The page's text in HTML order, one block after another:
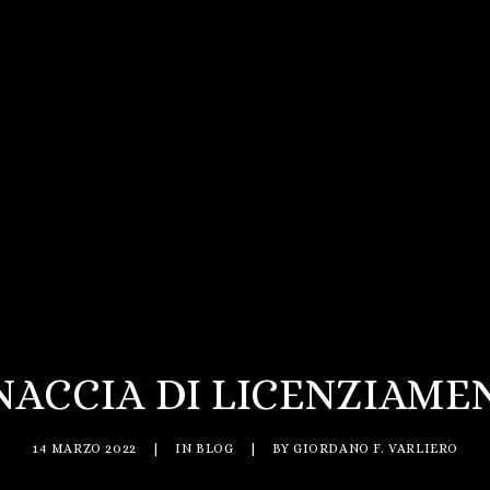
DI
14 MARZO 2022 INBLOG BYGIORDANO F. VARLIERO